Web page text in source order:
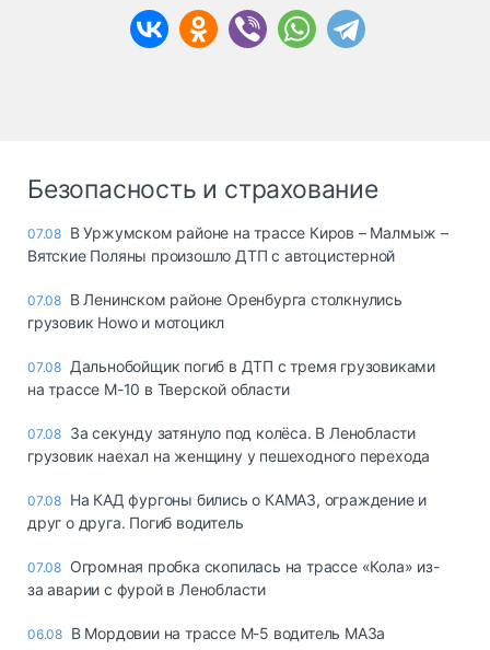
Безопасность и страхование
07.08 В Уржумском районе на трассе Киров – Малмыж –
Вятские Поляны произошло ДТП с автоцистерной
07.08 В Ленинском районе Оренбурга столкнулись
грузовик Howo и мотоцикл
07.08 Дальнобойщик погиб в ДТП с тремя грузовиками
на трассе М-10 в Тверской области
07.08 За секунду затянуло под колёса. В Ленобласти
грузовик наехал на женщину у пешеходного перехода
07.08 На КАД фургоны бились о КАМАЗ, ограждение и
друг о друга. Погиб водитель
07.08 Огромная пробка скопилась на трассе «Кола» из-
за аварии с фурой в Ленобласти
06.08 В Мордовии на трассе М-5 водитель МАЗа